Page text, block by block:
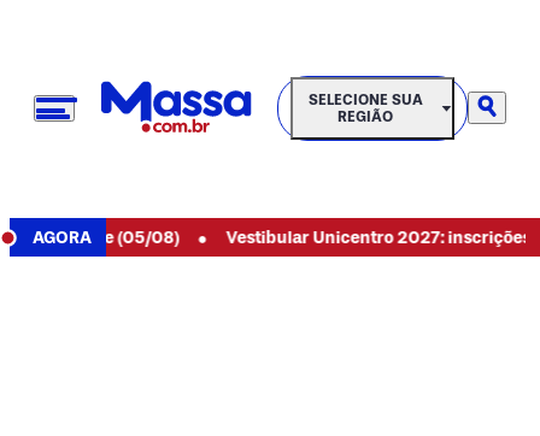
SELECIONE SUA REGIÃO
SELECIONE SUA
REGIÃO
AGORA
de hoje (05/08) • Vestibular Unicentro 2027: inscrições